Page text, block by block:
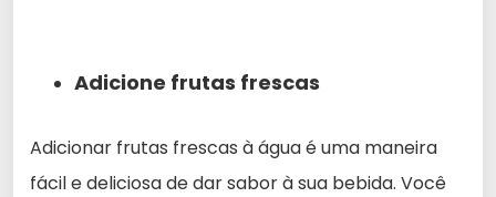
Adicione frutas frescas
Adicionar frutas frescas à água é uma maneira
fácil e deliciosa de dar sabor à sua bebida. Você